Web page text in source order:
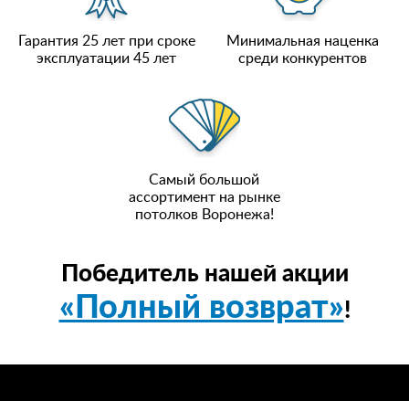
Гарантия 25 лет при сроке
эксплуатации 45 лет
Минимальная наценка
среди конкурентов
Самый большой
ассортимент на рынке
потолков Воронежа!
Победитель нашей акции
«Полный возврат»!